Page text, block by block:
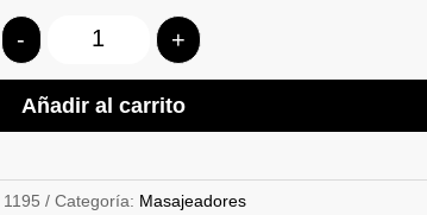
Quantity
- +
Añadir al carrito
1195 Categoría: Masajeadores